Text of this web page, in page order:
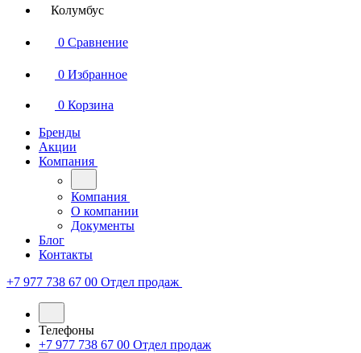
Колумбус
0 Сравнение
0 Избранное
0 Корзина
Бренды
Акции
Компания
Компания
О компании
Документы
Блог
Контакты
+7 977 738 67 00 Отдел продаж
Телефоны
+7 977 738 67 00 Отдел продаж